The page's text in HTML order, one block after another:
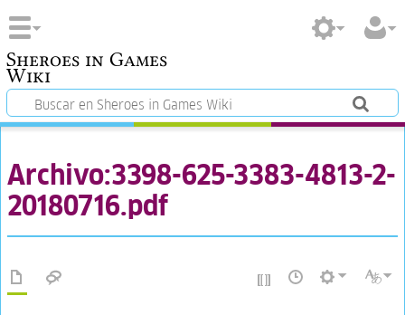
Sheroes in Games
Wiki
Archivo:3398-625-3383-4813-2-
20180716.pdf